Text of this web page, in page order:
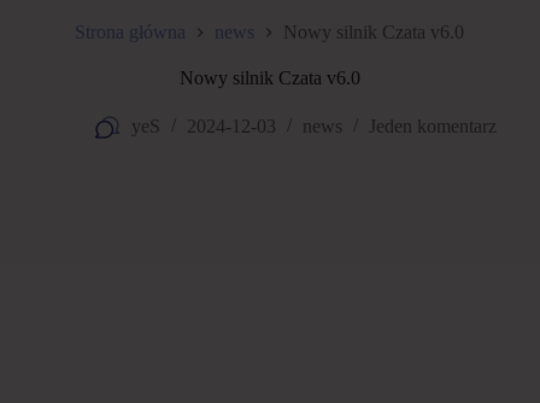
Strona główna news Nowy silnik Czata v6.0
Nowy silnik Czata v6.0
yeS 2024-12-03 news Jeden komentarz